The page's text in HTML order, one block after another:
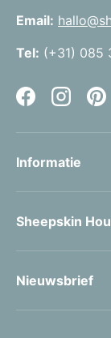
Email:
Tel: (+31) 085
Facebook
Informatie
Sheepskin
Nieuwsbrief